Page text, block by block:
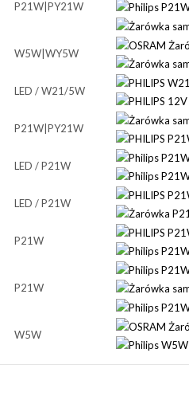
P21W|PY21W
W5W|WY5W
LED / W21/5W
P21W|PY21W
LED / P21W
LED / P21W
P21W
P21W
W5W